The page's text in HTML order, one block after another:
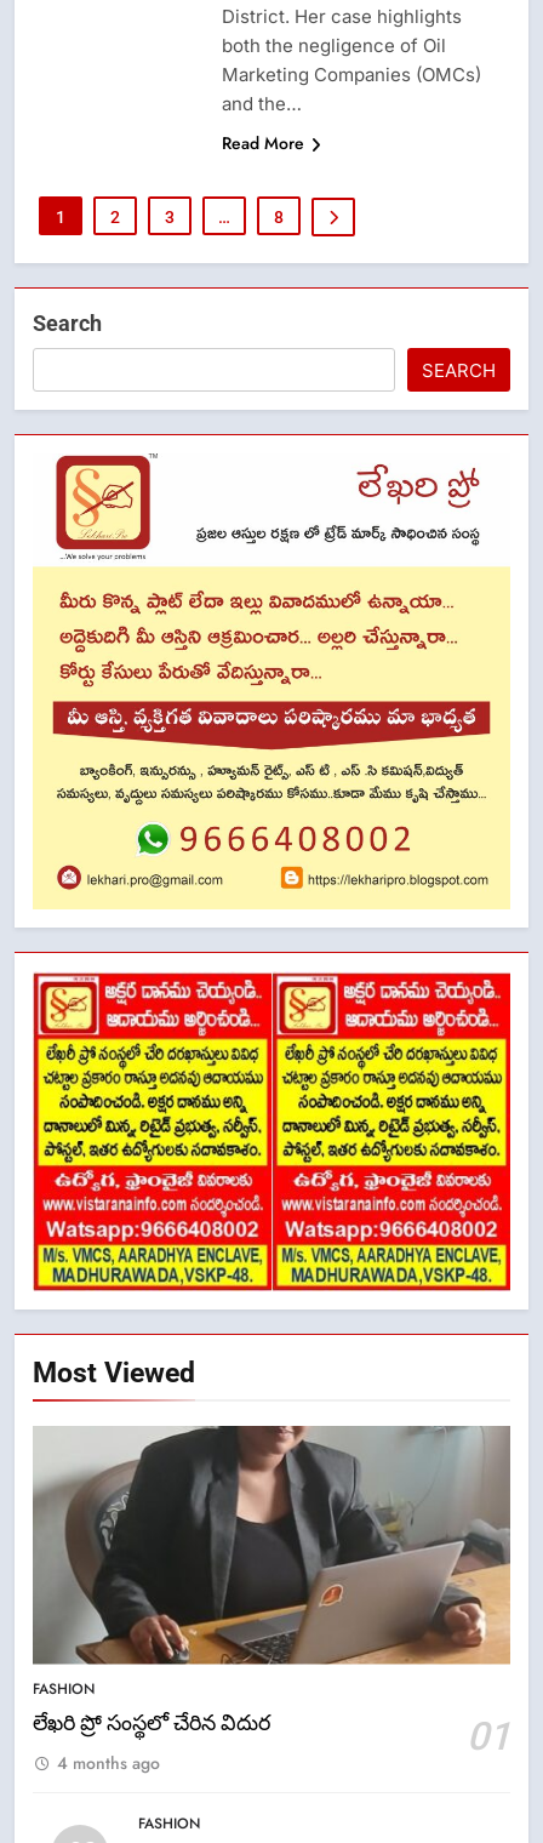
District. Her case highlights
both the negligence of Oil
Marketing Companies (OMCs)
and the…
Read More
1 2 3 … 8
Search
SEARCH
Most Viewed
FASHION
లేఖరి ప్రో సంస్థలో చేరిన విదుర 01
4 months ago
FASHION
5